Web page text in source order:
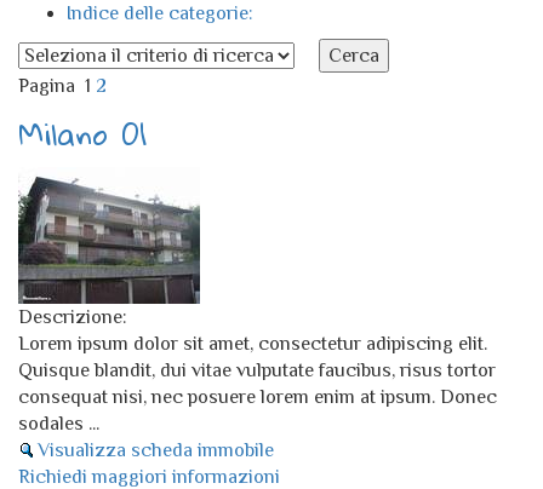
Indice delle categorie:
Pagina 1 2
Milano 01
Descrizione:
Lorem ipsum dolor sit amet, consectetur adipiscing elit.
Quisque blandit, dui vitae vulputate faucibus, risus tortor
consequat nisi, nec posuere lorem enim at ipsum. Donec
sodales ...
Visualizza scheda immobile
Richiedi maggiori informazioni